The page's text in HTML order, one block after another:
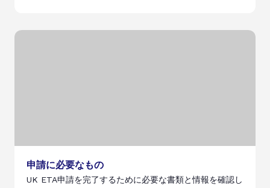
申請に必要なもの
UK ETA申請を完了するために必要な書類と情報を確認し